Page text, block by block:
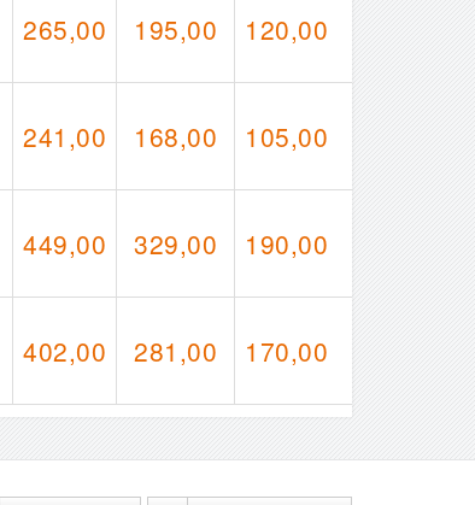
265,00 195,00 120,00
241,00 168,00 105,00
449,00 329,00 190,00
402,00 281,00 170,00